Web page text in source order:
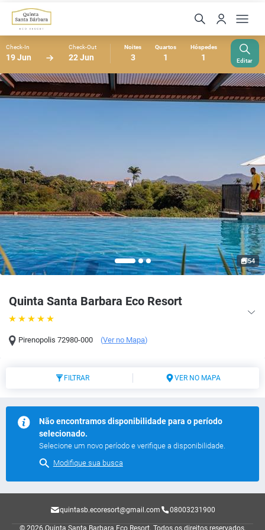
Check-In
19 Jun
Check-Out
22 Jun
Noites
3
Quartos
1
Hóspedes
1 Editar
Quinta Santa Barbara Eco Resort
Pirenopolis 72980-000 (Ver no Mapa)
54
FILTRAR VER NO MAPA
Não encontramos disponibilidade para o período
selecionado.
Selecione um novo período e verifique a disponibilidade.
Modifique sua busca
quintasb.ecoresort@gmail.com 08003231900
© 2026 Quinta Santa Barbara Eco Resort. Todos os direitos reservados.